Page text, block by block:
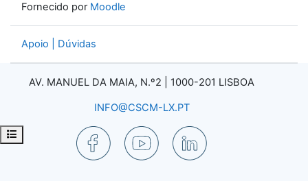
Abrir índice da disciplina
Fornecido por Moodle
Apoio | Dúvidas
AV. MANUEL DA MAIA, N.º2 | 1000-201 LISBOA
INFO@CSCM-LX.PT